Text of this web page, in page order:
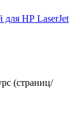
(страниц/